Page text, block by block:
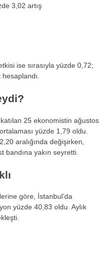
3,02 artış
ise sırasıyla yüzde 0,72;
25 ekonomistin ağustos
yüzde 1,79 oldu.
aralığında değişirken,
yakın seyretti.
göre, İstanbul’da
yüzde 40,83 oldu. Aylık